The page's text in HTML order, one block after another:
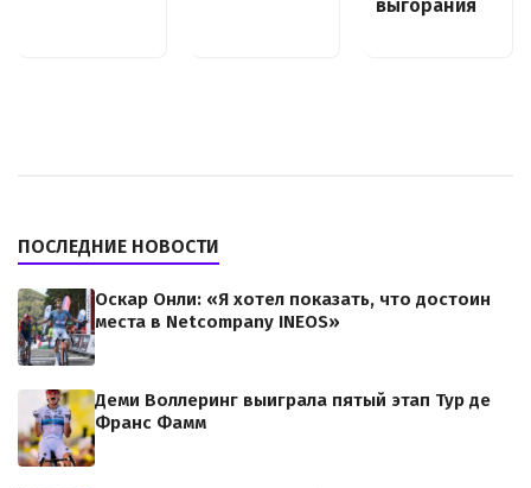
выгорания
ПОСЛЕДНИЕ НОВОСТИ
Оскар Онли: «Я хотел показать, что достоин
места в Netcompany INEOS»
Деми Воллеринг выиграла пятый этап Тур де
Франс Фамм